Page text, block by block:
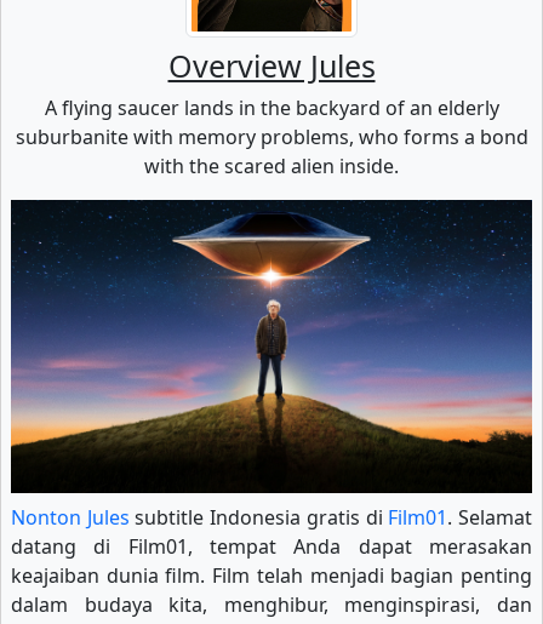
Overview Jules
A flying saucer lands in the backyard of an elderly
suburbanite with memory problems, who forms a bond
with the scared alien inside.
Nonton Jules subtitle Indonesia gratis di Film01. Selamat
datang di Film01, tempat Anda dapat merasakan
keajaiban dunia film. Film telah menjadi bagian penting
dalam budaya kita, menghibur, menginspirasi, dan